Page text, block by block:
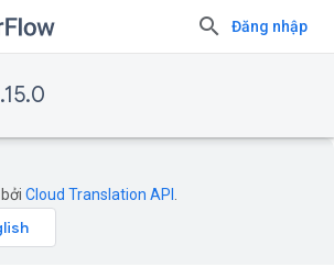
Đăng nhập
Cloud Translation API